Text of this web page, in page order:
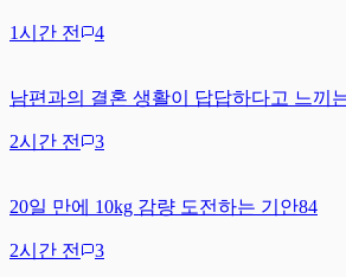
1시간 전 4
남편과의 결혼 생활이 답답하다고 느끼
2시간 전 3
20일 만에 10kg 감량 도전하는 기안84
2시간 전 3